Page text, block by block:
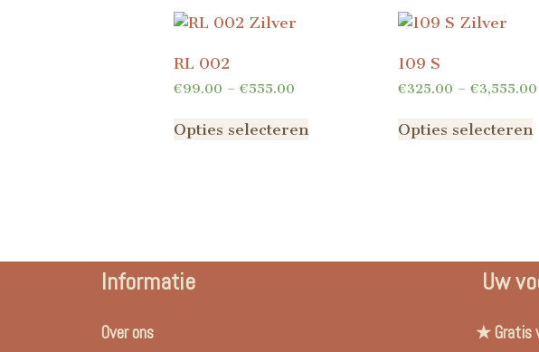
RL 002
€99.00 – €555.00
Opties selecteren
109 S
€325.00 –€3,555.00
Opties selecteren
Informatie
Over ons
Uw
★ Gratis